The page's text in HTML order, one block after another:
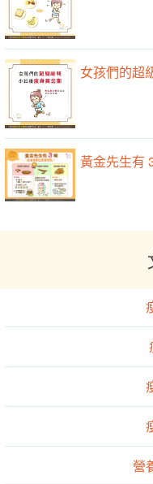
女孩們的超
黃金先生有
營